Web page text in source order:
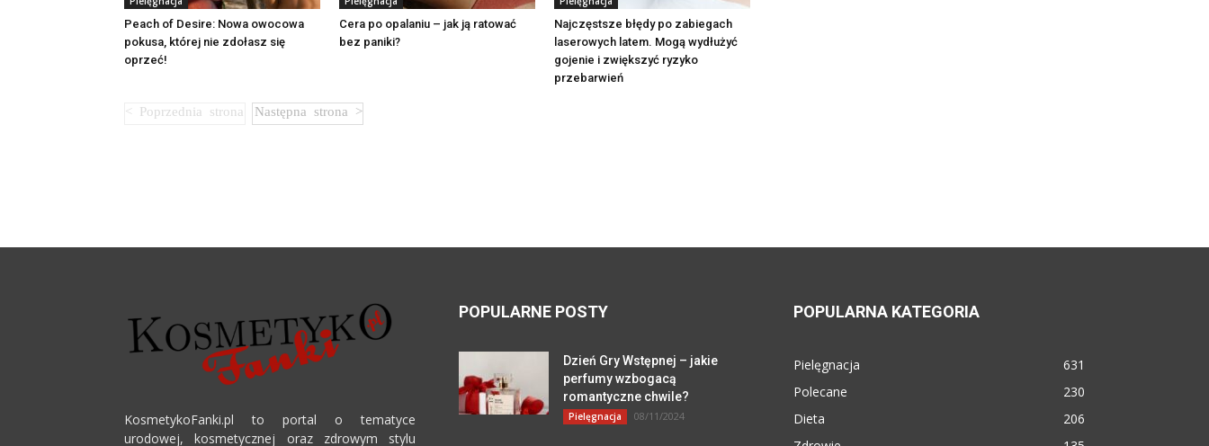
Peach of Desire: Nowa owocowa
pokusa, której nie zdołasz się
oprzeć!
Cera po opalaniu – jak ją ratować
bez paniki?
Najczęstsze błędy po zabiegach
laserowych latem. Mogą wydłużyć
gojenie i zwiększyć ryzyko
przebarwień
KosmetykoFanki.pl to portal o tematyce
urodowej, kosmetycznej oraz zdrowym stylu
POPULARNE POSTY
Dzień Gry Wstępnej – jakie
perfumy wzbogacą
romantyczne chwile?
Pielęgnacja 08/11/2024
POPULARNA KATEGORIA
Pielęgnacja
631
Polecane
230
Dieta
206